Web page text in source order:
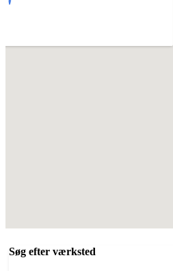
Søg efter værksted